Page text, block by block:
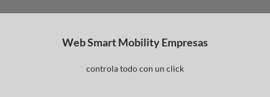
Web Smart Mobility Empresas
controla todo con un click